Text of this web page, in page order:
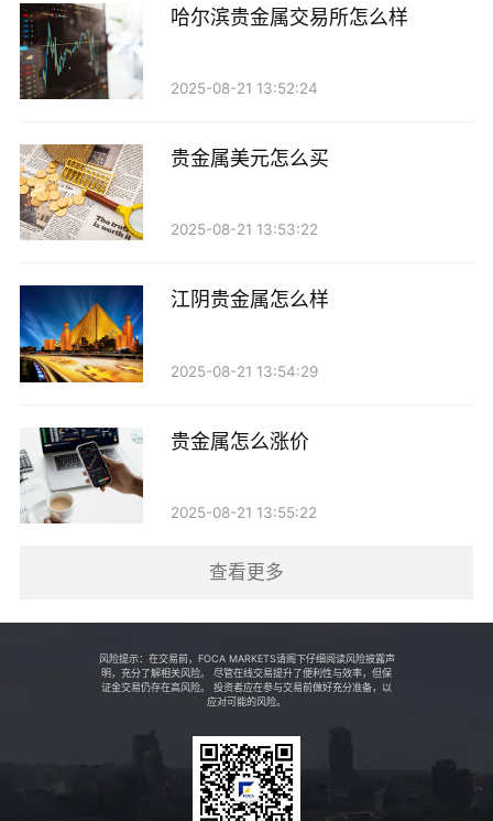
有产品均通过了国家相关质量认证，确保了产品的高纯
度和高质量。此外，公司还注重技术创新，拥有多项自
主知识产权的专利技术，不断提升产品的附加值。近年
来，辽宁恒瑞还加大了对新材料和新工艺的研发投入，
力求在市场中保持竞争优势。
市场表现与竞争优势
在国内外经济形势复杂多变的背景下，辽宁恒瑞贵
金属的市场表现依然稳健。根据最新财报数据，公司的
年度营收和净利润均实现了同比增长，显示出良好的发
辽宁恒瑞凭借其稳定的供应链和完善的市场布局，成功
规避了市场风险，保持了相对稳定的盈利能力。
辽宁恒瑞的竞争优势还体现在其灵活的市场策略和
深厚的客户关系上。公司通过建立长期稳定的客户合作
将业务触角延伸至东南亚、欧美等多个国家和地区，进
一步提升了公司的市场份额。
哈尔滨贵金属交易所怎么样
2025-08-21 13:52:24
贵金属美元怎么买
2025-08-21 13:53:22
江阴贵金属怎么样
2025-08-21 13:54:29
贵金属怎么涨价
2025-08-21 13:55:22
查看更多
风险提示：在交易前，FOCA MARKETS请阁下仔细阅读风险披露声
明，充分了解相关风险。 尽管在线交易提升了便利性与效率，但保
证金交易仍存在高风险。 投资者应在参与交易前做好充分准备，以
应对可能的风险。